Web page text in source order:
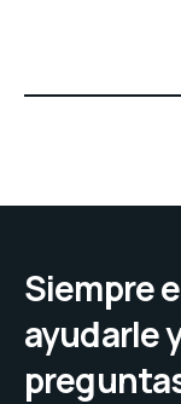
Siempre
ayudarle